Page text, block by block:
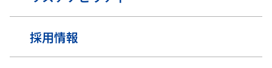
採用情報